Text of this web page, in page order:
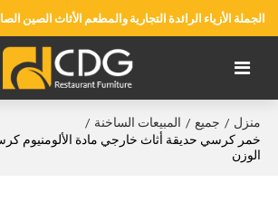
الجملة الأزياء الرائدة التجارية والمطعم الأثاث الصين
منزل / جميع / المبيعات الساخنة /
خمر كرسي حديقة أثاث خارجي مادة الألومنيوم
الوزن